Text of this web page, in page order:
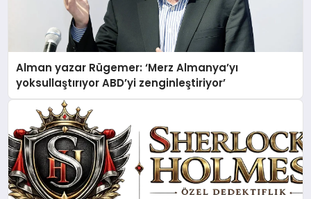
Alman yazar Rügemer: ‘Merz Almanya’yı
yoksullaştırıyor ABD’yi zenginleştiriyor’